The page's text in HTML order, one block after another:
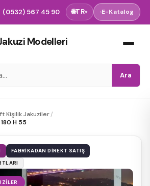
(0532) 567 45 90 🌐TR▾ ›E-Katalog
Modelleri
Ara
Kişilik Jakuziler/
H 55
FABRIKADAN DIREKT SATIŞ